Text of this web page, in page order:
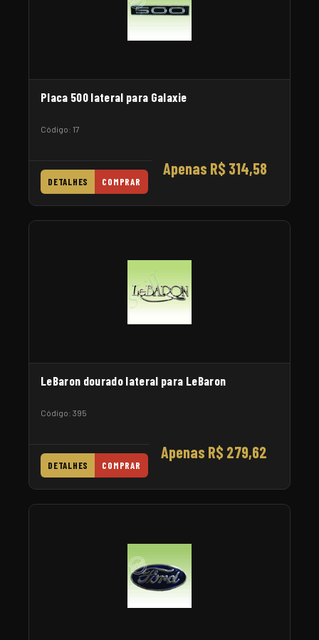
Placa 500 lateral para Galaxie
Código: 17
Apenas R$ 314,58
DETALHES COMPRAR
LeBaron dourado lateral para LeBaron
Código: 395
Apenas R$ 279,62
DETALHES COMPRAR